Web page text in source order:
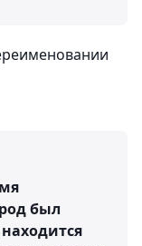
был